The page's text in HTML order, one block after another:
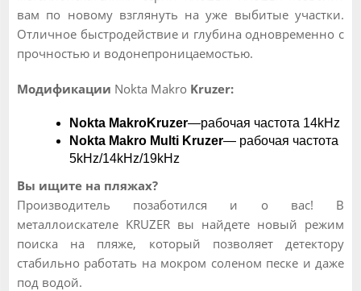
вам по новому взглянуть на уже выбитые участки.
Отличное быстродействие и глубина одновременно с
прочностью и водонепроницаемостью.
Модификации Nokta Makro Kruzer:
Nokta MakroKruzer—рабочая частота 14kHz
Nokta Makro Multi Kruzer— рабочая частота
5kHz/14kHz/19kHz
Вы ищите на пляжах?
Производитель позаботился и о вас! В
металлоискателе KRUZER вы найдете новый режим
поиска на пляже, который позволяет детектору
стабильно работать на мокром соленом песке и даже
под водой.